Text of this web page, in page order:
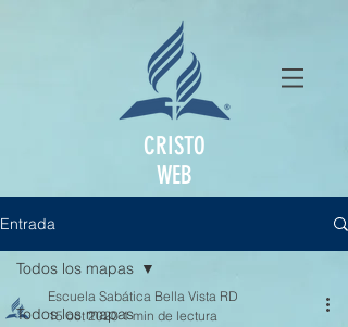
CRISTO
WEB
Entrada
Todos los mapas
Todos los mapas
Escuela Sabática Bella Vista RD
15 oct 2020 1 min de lectura